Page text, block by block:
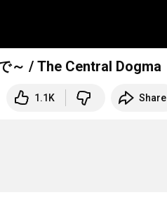
～ / The Central Dogma
1.1K Share